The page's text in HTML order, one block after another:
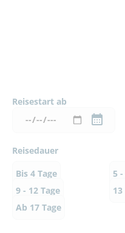
Reisestart ab
Reisedauer
Bis 4 Tage
5 -
9 - 12 Tage
13
Ab 17 Tage